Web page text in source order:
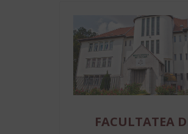
FACULTATEA